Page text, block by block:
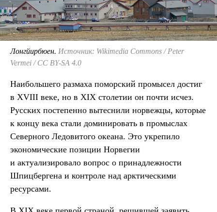
Лонгйирбюен. Источник: Wikimedia Commons / Peter
Vermei / CC BY-SA 4.0
Наибольшего размаха поморский промысел достиг
в XVIII веке, но в XIX столетии он почти исчез.
Русских постепенно вытеснили норвежцы, которые
к концу века стали доминировать в промыслах
Северного Ледовитого океана. Это укрепило
экономические позиции Норвегии
и актуализировало вопрос о принадлежности
Шпицбергена и контроле над арктическими
ресурсами.